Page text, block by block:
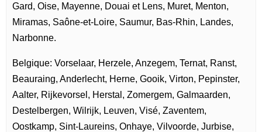
Gard, Oise, Mayenne, Douai et Lens, Muret, Menton,
Miramas, Saône-et-Loire, Saumur, Bas-Rhin, Landes,
Narbonne.
Belgique: Vorselaar, Herzele, Anzegem, Ternat, Ranst,
Beauraing, Anderlecht, Herne, Gooik, Virton, Pepinster,
Aalter, Rijkevorsel, Herstal, Zomergem, Galmaarden,
Destelbergen, Wilrijk, Leuven, Visé, Zaventem,
Oostkamp, Sint-Laureins, Onhaye, Vilvoorde, Jurbise,